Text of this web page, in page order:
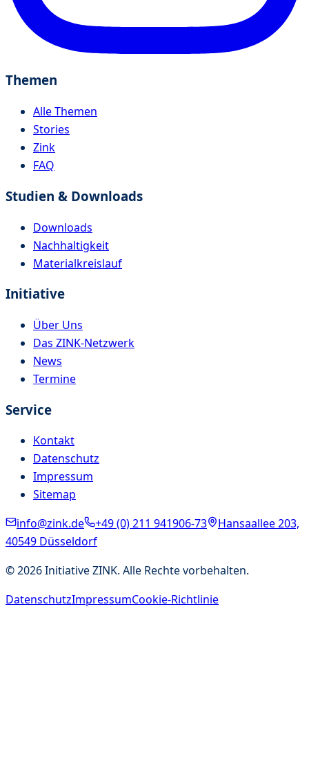
Themen
Alle Themen
Stories
Zink
FAQ
Studien & Downloads
Downloads
Nachhaltigkeit
Materialkreislauf
Initiative
Über Uns
Das ZINK-Netzwerk
News
Termine
Service
Kontakt
Datenschutz
Impressum
Sitemap
info@zink.de
+49 (0) 211 941906-73
Hansaallee 203,
40549 Düsseldorf
©2026Initiative ZINK. Alle Rechte vorbehalten.
DatenschutzImpressumCookie-Richtlinie